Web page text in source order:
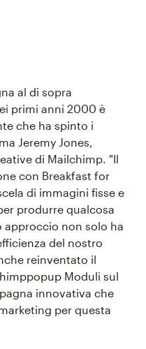
al di sopra
primi anni 2000 è
che ha spinto i
Jeremy Jones,
di Mailchimp. "Il
con Breakfast for
di immagini fisse e
produrre qualcosa
non solo ha
del nostro
reinventato il
Moduli sul
innovativa che
per questa